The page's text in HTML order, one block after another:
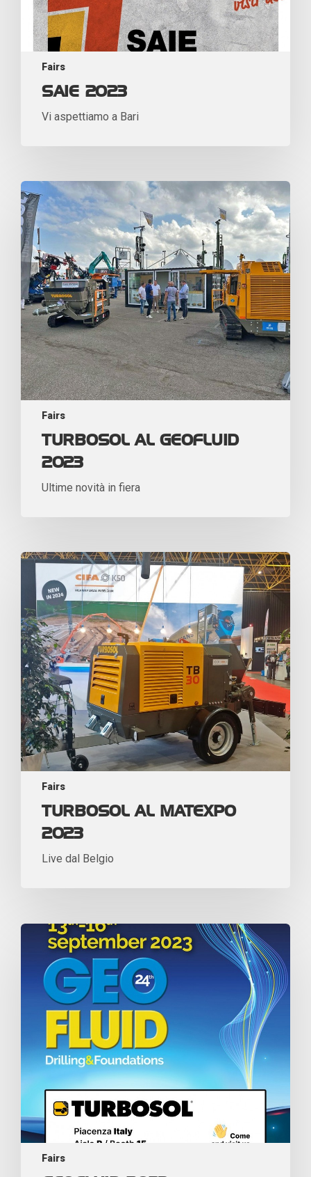
Fairs
SAIE 2023
Vi aspettiamo a Bari
Fairs
TURBOSOL AL GEOFLUID
2023
Ultime novità in fiera
Fairs
TURBOSOL AL MATEXPO
2023
Live dal Belgio
Fairs